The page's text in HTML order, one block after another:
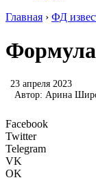
Главная › ФД
23 апреля 2023
Автор: Арина
Facebook
Twitter
Telegram
VK
OK